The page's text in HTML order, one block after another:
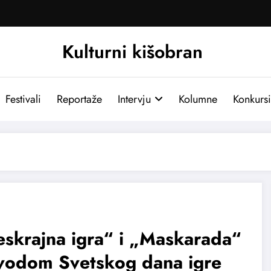
Kulturni kišobran
Festivali Reportaže Intervju Kolumne Konkursi
igra“ i „Maskarada“
Svetskog dana igre